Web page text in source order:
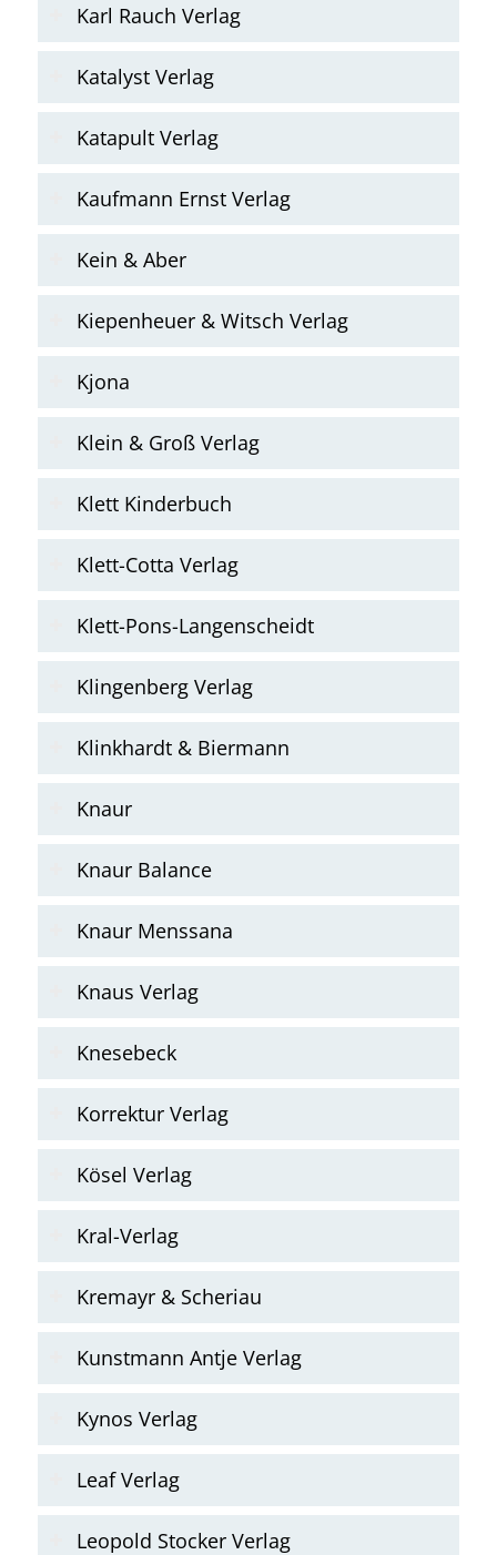
Karl Rauch Verlag
Katalyst Verlag
Katapult Verlag
Kaufmann Ernst Verlag
Kein & Aber
Kiepenheuer & Witsch Verlag
Kjona
Klein & Groß Verlag
Klett Kinderbuch
Klett-Cotta Verlag
Klett-Pons-Langenscheidt
Klingenberg Verlag
Klinkhardt & Biermann
Knaur
Knaur Balance
Knaur Menssana
Knaus Verlag
Knesebeck
Korrektur Verlag
Kösel Verlag
Kral-Verlag
Kremayr & Scheriau
Kunstmann Antje Verlag
Kynos Verlag
Leaf Verlag
Leopold Stocker Verlag